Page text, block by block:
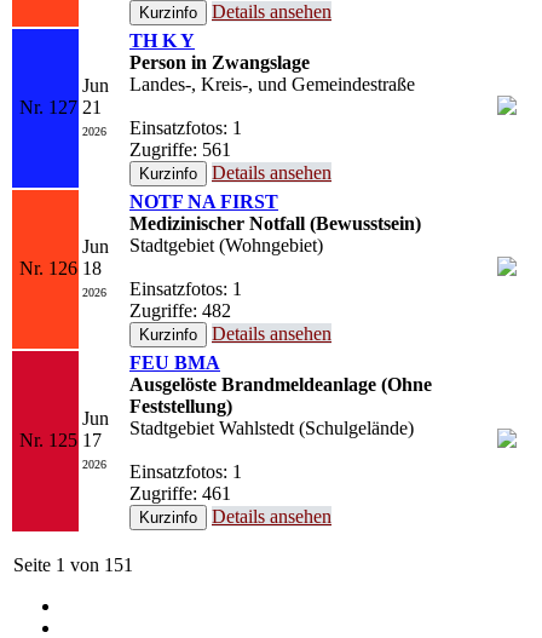
Details ansehen
Nr. 127
Jun
21
2026
TH K Y
Person in Zwangslage
Landes-, Kreis-, und Gemeindestraße
Einsatzfotos: 1
Zugriffe: 561
Details ansehen
Nr. 126
Jun
18
2026
NOTF NA FIRST
Medizinischer Notfall (Bewusstsein)
Stadtgebiet (Wohngebiet)
Einsatzfotos: 1
Zugriffe: 482
Details ansehen
Nr. 125
Jun
17
2026
FEU BMA
Ausgelöste Brandmeldeanlage (Ohne
Feststellung)
Stadtgebiet Wahlstedt (Schulgelände)
Einsatzfotos: 1
Zugriffe: 461
Details ansehen
Seite 1 von 151